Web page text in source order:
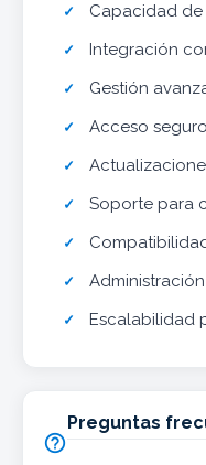
Capacidad
Integración
Gestión
Acceso
Soporte para
Escalabilidad

Preguntas